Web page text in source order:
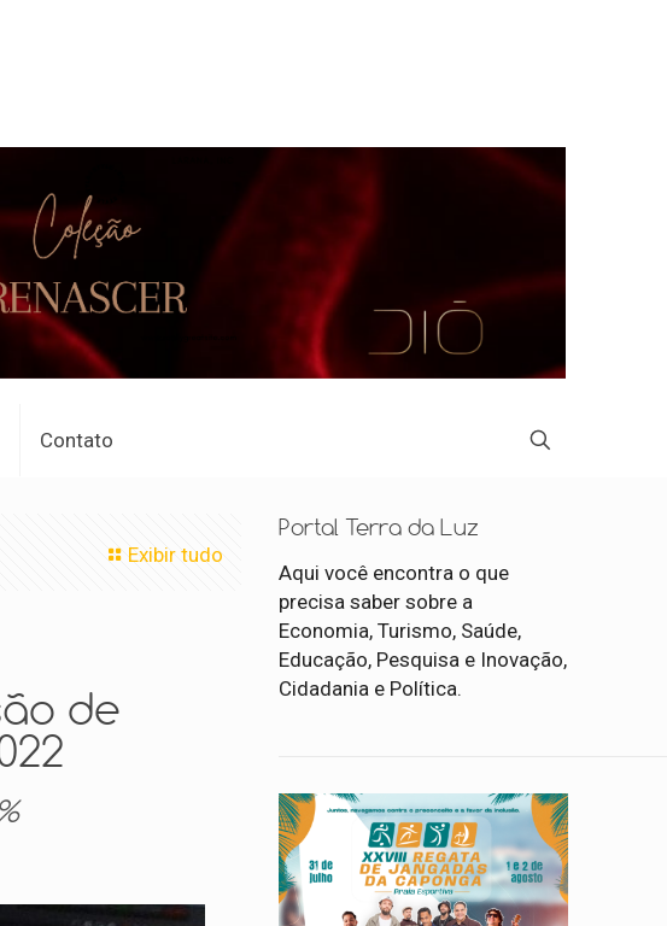
Contato
Exibir tudo
de
Portal Terra da Luz
Aqui você encontra o que
precisa saber sobre a
Economia, Turismo, Saúde,
Educação, Pesquisa e Inovação,
Cidadania e Política.